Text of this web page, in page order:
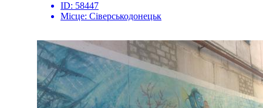
ID: 58447
Місце: Сіверськодонецьк